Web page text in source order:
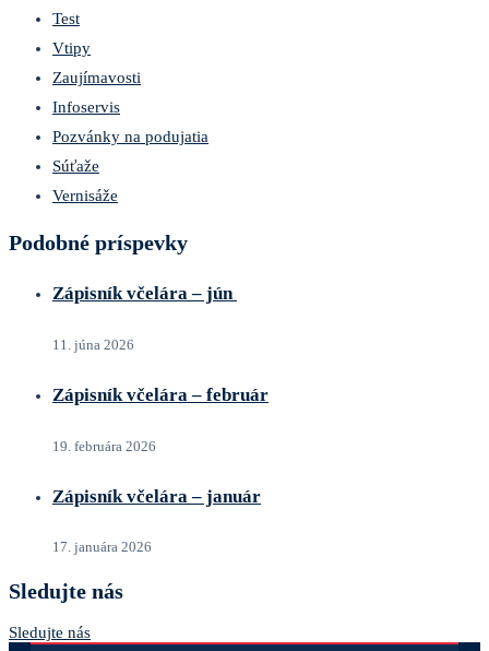
Test
Vtipy
Zaujímavosti
Infoservis
Pozvánky na podujatia
Súťaže
Vernisáže
Podobné príspevky
Zápisník včelára – jún
11. júna 2026
Zápisník včelára – február
19. februára 2026
Zápisník včelára – január
17. januára 2026
Sledujte nás
Sledujte nás